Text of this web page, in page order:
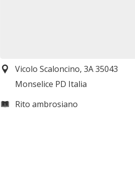
Vicolo Scaloncino, 3A 35043
Monselice PD Italia
Rito ambrosiano